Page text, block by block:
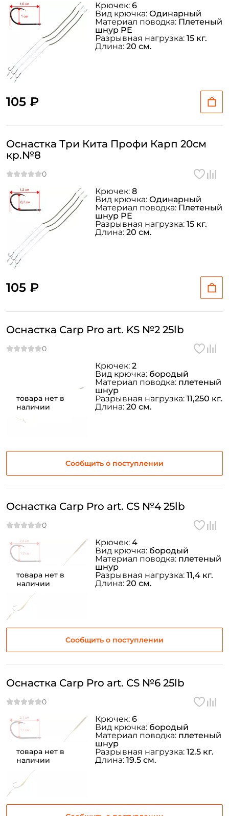
105 ₽
Крючек: 6
Вид крючка: Одинарный
Материал поводка: Плетеный
шнур PE
Разрывная нагрузка: 15 кг.
Длина: 20 см.
Оснастка Три Кита Профи Карп 20см
кр.№8
105 ₽
Крючек: 8
Вид крючка: Одинарный
Материал поводка: Плетеный
шнур PE
Разрывная нагрузка: 15 кг.
Длина: 20 см.
товара нет в
наличии
Оснастка Carp Pro art. KS №2 25lb
Сообщить о поступлении
Крючек: 2
Вид крючка: бородый
Материал поводка: плетеный
шнур
Разрывная нагрузка: 11,250 кг.
Длина: 20 см.
товара нет в
наличии
Оснастка Carp Pro art. CS №4 25lb
Сообщить о поступлении
Крючек: 4
Вид крючка: бородый
Материал поводка: плетеный
шнур
Разрывная нагрузка: 11,4 кг.
Длина: 20 см.
товара нет в
наличии
Оснастка Carp Pro art. CS №6 25lb
Крючек: 6
Вид крючка: бородый
Материал поводка: плетеный
шнур
Разрывная нагрузка: 12.5 кг.
Длина: 19.5 см.